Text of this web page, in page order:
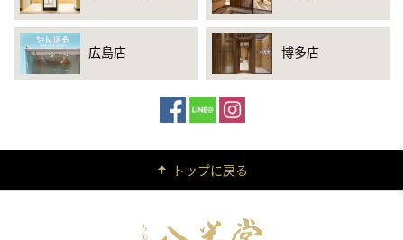
広島店 博多店
トップに戻る